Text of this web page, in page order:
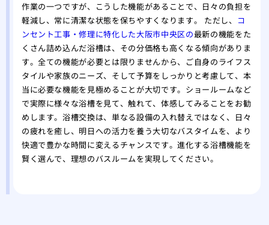
作業の一つですが、こうした機能があることで、日々の負担を
軽減し、常に清潔な状態を保ちやすくなります。 ただし、 コ
ンセント工事・修理に特化した大阪市中央区の最新の機能をた
くさん詰め込んだ浴槽は、その分価格も高くなる傾向がありま
す。全ての機能が必要とは限りませんから、ご自身のライフス
タイルや家族のニーズ、そして予算をしっかりと考慮して、本
当に必要な機能を見極めることが大切です。ショールームなど
で実際に様々な浴槽を見て、触れて、体感してみることをお勧
めします。浴槽交換は、単なる設備の入れ替えではなく、日々
の疲れを癒し、明日への活力を養う大切なバスタイムを、より
快適で豊かな時間に変えるチャンスです。進化する浴槽機能を
賢く選んで、理想のバスルームを実現してください。